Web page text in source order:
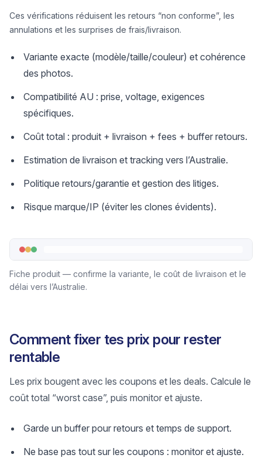
Ces vérifications réduisent les retours “non conforme”, les
annulations et les surprises de frais/livraison.
Variante exacte (modèle/taille/couleur) et cohérence
des photos.
Compatibilité AU : prise, voltage, exigences
spécifiques.
Coût total : produit + livraison + fees + buffer retours.
Estimation de livraison et tracking vers l’Australie.
Politique retours/garantie et gestion des litiges.
Risque marque/IP (éviter les clones évidents).
Fiche produit — confirme la variante, le coût de livraison et le
délai vers l’Australie.
Comment fixer tes prix pour rester
rentable
Les prix bougent avec les coupons et les deals. Calcule le
coût total “worst case”, puis monitor et ajuste.
Garde un buffer pour retours et temps de support.
Ne base pas tout sur les coupons : monitor et ajuste.